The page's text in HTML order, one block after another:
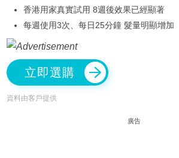
香港用家真實試用 8週後效果已經顯著
每週使用3次、每日25分鐘 髮量明顯增加
立即選購
資料由客戶提供
廣告